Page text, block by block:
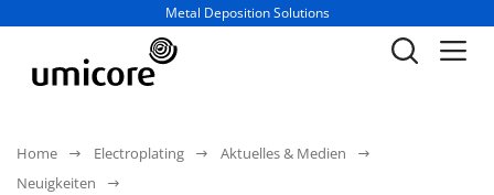
Geschäftsbereich / Abteilung:
Metal Deposition Solutions
Home Electroplating
Aktuelles & Medien
Neuigkeiten